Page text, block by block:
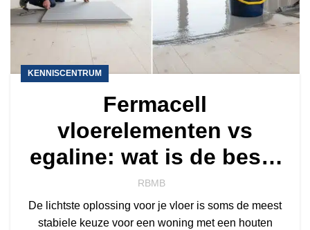
KENNISCENTRUM
Fermacell
vloerelementen vs
egaline: wat is de beste
keuze voor jouw vloer?
RBMB
De lichtste oplossing voor je vloer is soms de meest
stabiele keuze voor een woning met een houten